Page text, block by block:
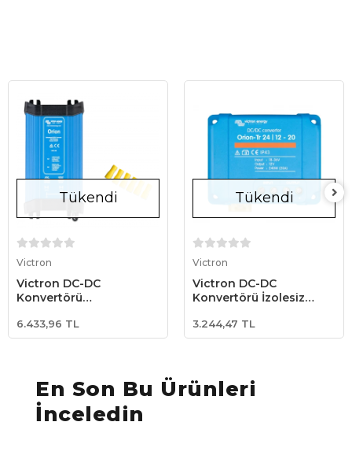
Tükendi
Victron
Victron DC-DC
Konvertörü
Non-isolated 24/12 40A
Converter (ORI241240021)
6.433,96 TL
Tükendi
Victron
Victron DC-DC
Konvertörü İzolesiz
24/12 20A 240W
Converter
3.244,47 TL
En Son Bu Ürünleri
İnceledin